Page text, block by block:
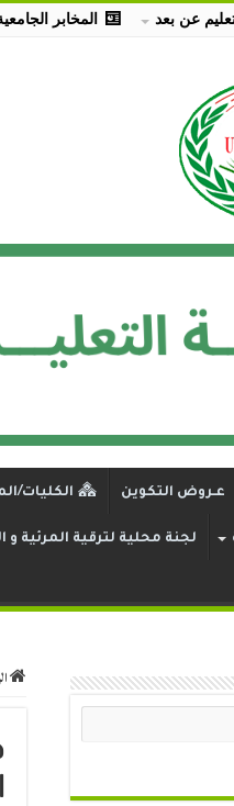
عن بعد المخابر
عـروض التكوين الكليات/
لجنة محلية لترقية المرئية